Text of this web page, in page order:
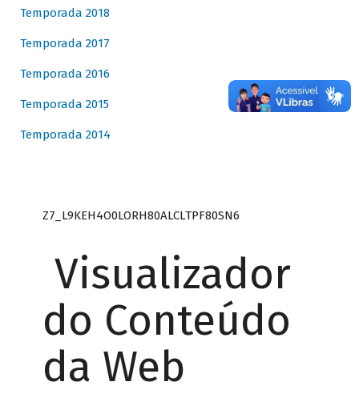
Temporada 2018
Temporada 2017
Temporada 2016
Temporada 2015
Temporada 2014
Z7_L9KEH4O0LORH80ALCLTPF80SN6
Visualizador
do Conteúdo
da Web